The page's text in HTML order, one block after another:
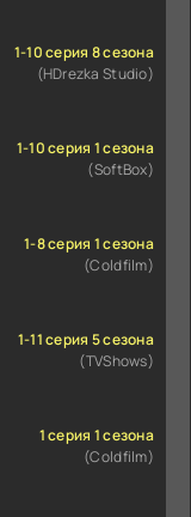
1-10 серия 8 сезона
(HDrezka Studio)
1-10 серия 1 сезона
(SoftBox)
1-8 серия 1 сезона
(Coldfilm)
1-11 серия 5 сезона
(TVShows)
1 серия 1 сезона
(Coldfilm)